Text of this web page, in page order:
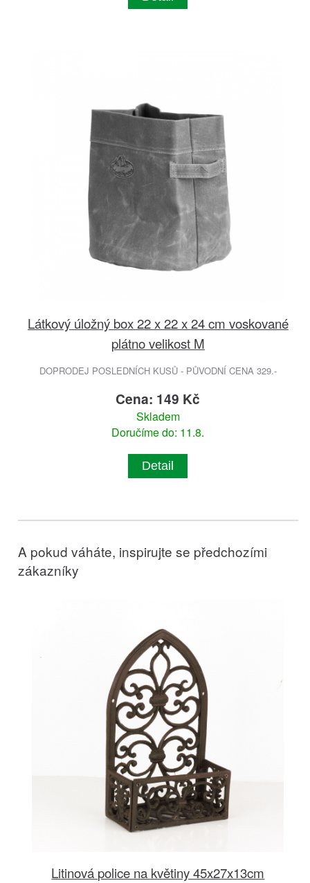
Látkový úložný box 22 x 22 x 24 cm voskované
plátno velikost M
DOPRODEJ POSLEDNÍCH KUSŮ - PŮVODNÍ CENA 329.-
Cena: 149 Kč
Skladem
Doručíme do: 11.8.
Detail
A pokud váháte, inspirujte se předchozími
zákazníky
Litinová police na květiny 45x27x13cm